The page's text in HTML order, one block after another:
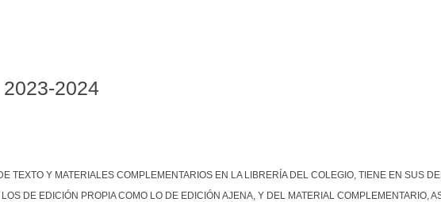
2024
TEXTO Y MATERIALES COMPLEMENTARIOS EN LA LIBRERÍA DEL COLEGIO, TIENE EN SUS
DE EDICIÓN PROPIA COMO LO DE EDICIÓN AJENA, Y DEL MATERIAL COMPLEMENTARIO,